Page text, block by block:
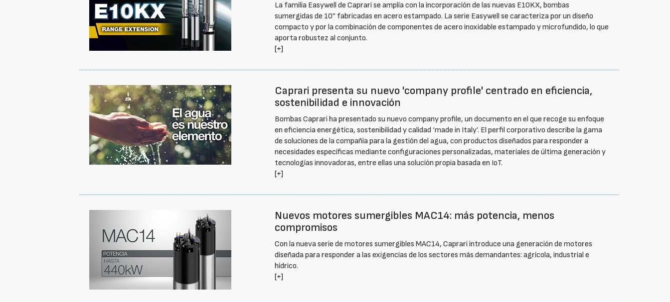
La familia Easywell de Caprari se amplía con la incorporación de las nuevas E10KX, bombas
sumergidas de 10” fabricadas en acero estampado. La serie Easywell se caracteriza por un diseño
compacto y por la combinación de componentes de acero inoxidable estampado y microfundido, lo que
aporta robustez al conjunto.
[+]
Caprari presenta su nuevo 'company profile' centrado en eficiencia,
sostenibilidad e innovación
Bombas Caprari ha presentado su nuevo company profile, un documento en el que recoge su enfoque
en eficiencia energética, sostenibilidad y calidad ‘made in Italy’. El perfil corporativo describe la gama
de soluciones de la compañía para la gestión del agua, con productos diseñados para responder a
necesidades específicas mediante configuraciones personalizadas, materiales de última generación y
tecnologías innovadoras, entre ellas una solución propia basada en IoT.
[+]
Nuevos motores sumergibles MAC14: más potencia, menos
compromisos
Con la nueva serie de motores sumergibles MAC14, Caprari introduce una generación de motores
diseñada para responder a las exigencias de los sectores más demandantes: agrícola, industrial e
hídrico.
[+]